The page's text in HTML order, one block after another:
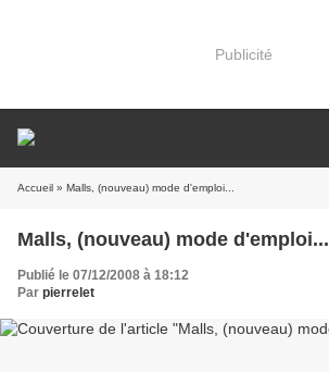
Publicité
Accueil » Malls, (nouveau) mode d'emploi...
Malls, (nouveau) mode d'emploi...
Publié le 07/12/2008 à 18:12
Par pierrelet